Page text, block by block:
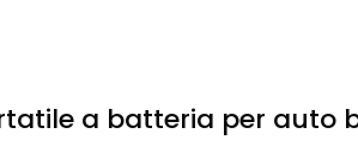
a batteria per auto